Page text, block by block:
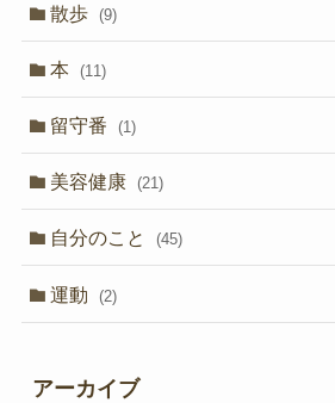
散歩 (9)
本 (11)
留守番 (1)
美容健康 (21)
自分のこと (45)
運動 (2)
アーカイブ